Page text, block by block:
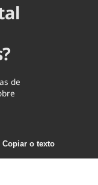
Mineral
Ciência & Tecnologia
de
Copiar o texto